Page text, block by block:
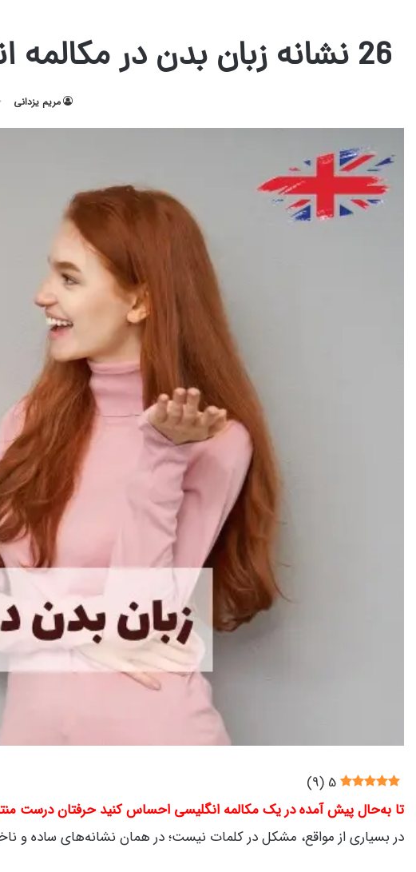
26 نشانه زبان بدن در مکالمه انگلیسی که منظور شما را بدون کلمه منتقل می‌کند
مریم یزدانی
5
(
9
)
تا به‌حال پیش آمده در یک مکالمه انگلیسی احساس کنید حرفتان درست
در بسیاری از مواقع، مشکل در کلمات نیست؛ در همان نشانه‌های ساده و